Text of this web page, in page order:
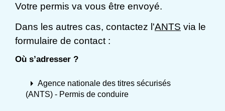
Votre permis va vous être envoyé.
Dans les autres cas, contactez l'ANTS via le
formulaire de contact :
Où s’adresser ?
arrow_right Agence nationale des titres sécurisés
(ANTS) - Permis de conduire